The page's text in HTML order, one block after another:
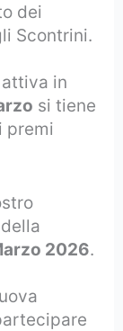
dei
Scontrini.
in
si tiene
premi
2026.